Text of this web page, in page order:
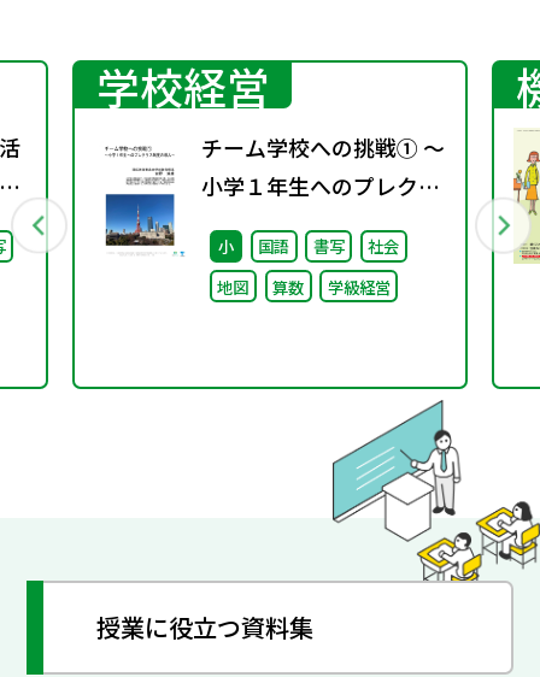
学校経営
チーム学校への挑戦① ～
小学１年生へのプレクラ
ス制度の導入～
小 国語 書写
社会
地図
算数 学級経営
授業に役立つ資料集